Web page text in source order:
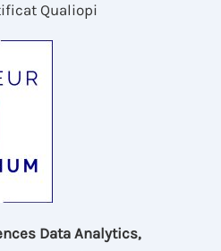
Qualiopi
Data Analytics,